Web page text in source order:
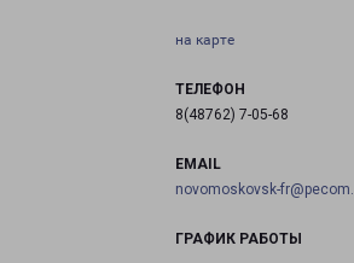
на карте
ТЕЛЕФОН
8(48762) 7-05-68
EMAIL
novomoskovsk-
ГРАФИК РАБОТЫ